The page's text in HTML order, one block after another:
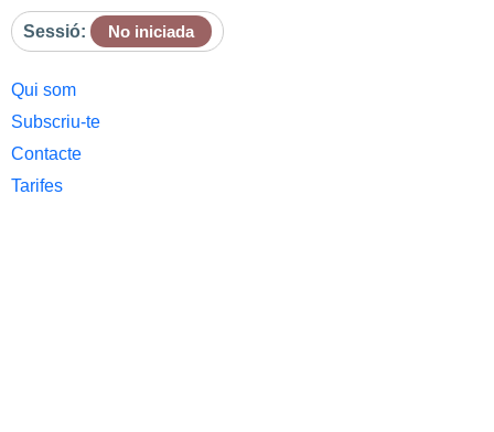
Sessió: No iniciada
Qui som
Subscriu-te
Contacte
Tarifes